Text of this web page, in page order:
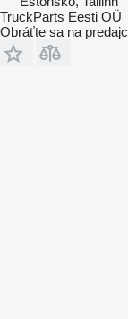
TruckParts Eesti OÜ
Obráťte sa na